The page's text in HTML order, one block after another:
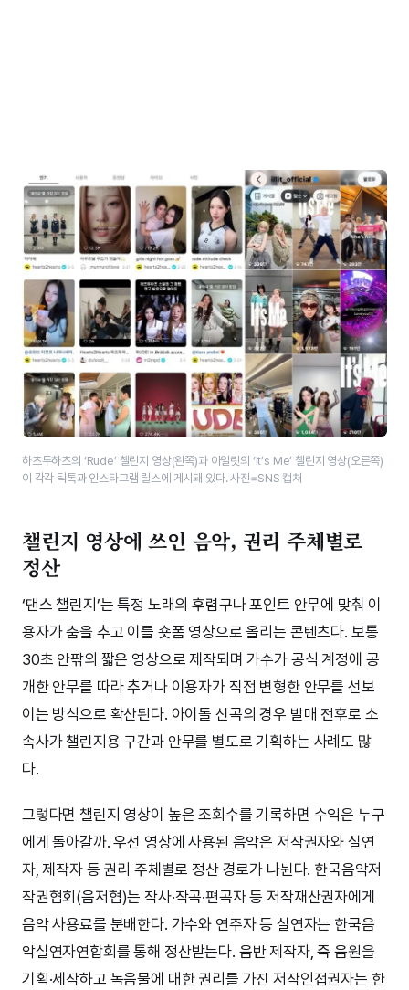
하츠투하츠의 ‘Rude’ 챌린지 영상(왼쪽)과 아일릿의 ‘It’s Me’ 챌린지 영상(오른쪽)
이 각각 틱톡과 인스타그램 릴스에 게시돼 있다. 사진=SNS 캡처
챌린지 영상에 쓰인 음악, 권리 주체별로
정산
‘댄스 챌린지’는 특정 노래의 후렴구나 포인트 안무에 맞춰 이
용자가 춤을 추고 이를 숏폼 영상으로 올리는 콘텐츠다. 보통
30초 안팎의 짧은 영상으로 제작되며 가수가 공식 계정에 공
개한 안무를 따라 추거나 이용자가 직접 변형한 안무를 선보
이는 방식으로 확산된다. 아이돌 신곡의 경우 발매 전후로 소
속사가 챌린지용 구간과 안무를 별도로 기획하는 사례도 많
다.
그렇다면 챌린지 영상이 높은 조회수를 기록하면 수익은 누구
에게 돌아갈까. 우선 영상에 사용된 음악은 저작권자와 실연
자, 제작자 등 권리 주체별로 정산 경로가 나뉜다. 한국음악저
작권협회(음저협)는 작사·작곡·편곡자 등 저작재산권자에게
음악 사용료를 분배한다. 가수와 연주자 등 실연자는 한국음
악실연자연합회를 통해 정산받는다. 음반 제작자, 즉 음원을
기획·제작하고 녹음물에 대한 권리를 가진 저작인접권자는 한